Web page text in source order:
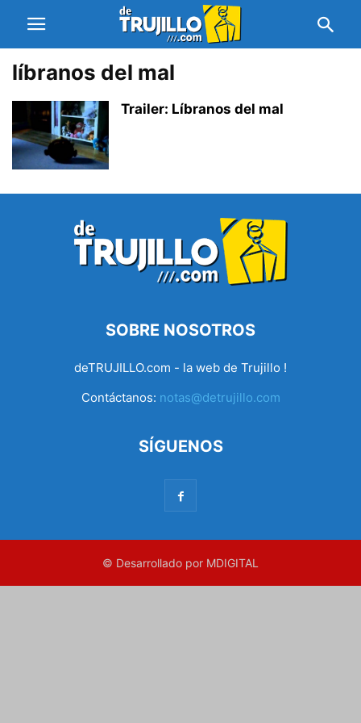
líbranos del mal
Trailer: Líbranos del mal
SOBRE NOSOTROS
deTRUJILLO.com - la web de Trujillo !
Contáctanos: notas@detrujillo.com
SÍGUENOS
© Desarrollado por MDIGITAL